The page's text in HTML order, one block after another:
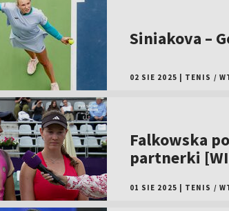
Siniakova –
02 SIE 2025 TENIS /
Falkowska
partnerki
01 SIE 2025 TENIS /